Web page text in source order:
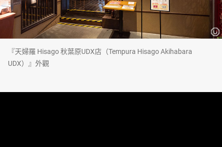
『天婦羅 Hisago 秋葉原UDX店（Tempura Hisago Akihabara
UDX）』外觀